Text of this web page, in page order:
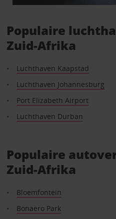
Populaire
Zuid-Afrika
Luchthaven Kaapstad
Luchthaven Johannesburg
Port Elizabeth Airport
Luchthaven Durban
Populaire
Zuid-Afrika
Bloemfontein
Bonaero Park